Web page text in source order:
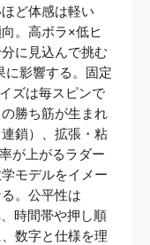
ど体感は軽い
。高ボラ×低ヒ
に見込んで挑む
に影響する。固定
ズは毎スピンで
勝ち筋が生まれ
鎖）、拡張・粘
が上がるラダー
モデルをイメー
。公平性は
時間帯や押し順
数字と仕様を理